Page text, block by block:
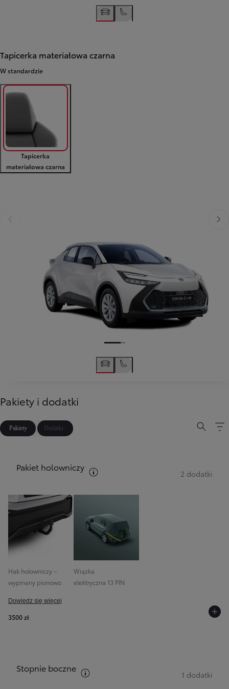
Tapicerka materiałowa czarna
W standardzie
Tapicerka
materiałowa czarna
Poprzedni
Pakiety i dodatki
Pakiety Dodatki
Pakiet holowniczy
2 dodatki
Hak holowniczy –
wypinany pionowo
Wiązka
elektryczna 13 PIN
Dowiedz się więcej
3500 zł
Stopnie boczne
1 dodatki